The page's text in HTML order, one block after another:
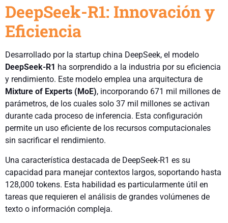
DeepSeek-R1: Innovación y
Eficiencia
Desarrollado por la startup china DeepSeek, el modelo
DeepSeek-R1 ha sorprendido a la industria por su eficiencia
y rendimiento. Este modelo emplea una arquitectura de
Mixture of Experts (MoE), incorporando 671 mil millones de
parámetros, de los cuales solo 37 mil millones se activan
durante cada proceso de inferencia. Esta configuración
permite un uso eficiente de los recursos computacionales
sin sacrificar el rendimiento.
Una característica destacada de DeepSeek-R1 es su
capacidad para manejar contextos largos, soportando hasta
128,000 tokens. Esta habilidad es particularmente útil en
tareas que requieren el análisis de grandes volúmenes de
texto o información compleja.